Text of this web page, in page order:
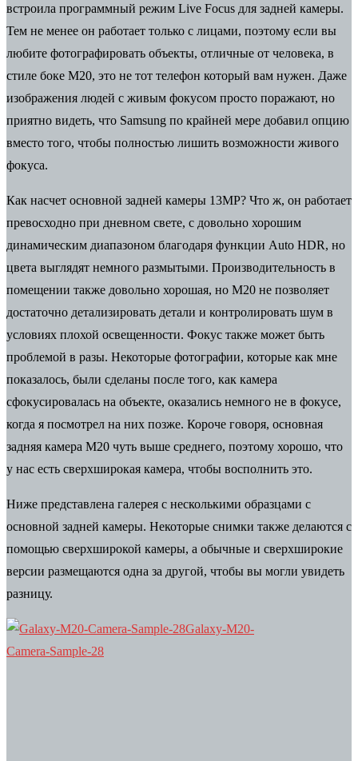
встроила программный режим Live Focus для задней камеры.
Тем не менее он работает только с лицами, поэтому если вы
любите фотографировать объекты, отличные от человека, в
стиле боке M20, это не тот телефон который вам нужен. Даже
изображения людей с живым фокусом просто поражают, но
приятно видеть, что Samsung по крайней мере добавил опцию
вместо того, чтобы полностью лишить возможности живого
фокуса.
Как насчет основной задней камеры 13MP? Что ж, он работает
превосходно при дневном свете, с довольно хорошим
динамическим диапазоном благодаря функции Auto HDR, но
цвета выглядят немного размытыми. Производительность в
помещении также довольно хорошая, но M20 не позволяет
достаточно детализировать детали и контролировать шум в
условиях плохой освещенности. Фокус также может быть
проблемой в разы. Некоторые фотографии, которые как мне
показалось, были сделаны после того, как камера
сфокусировалась на объекте, оказались немного не в фокусе,
когда я посмотрел на них позже. Короче говоря, основная
задняя камера M20 чуть выше среднего, поэтому хорошо, что
у нас есть сверхширокая камера, чтобы восполнить это.
Ниже представлена ​​галерея с несколькими образцами с
основной задней камеры. Некоторые снимки также делаются с
помощью сверхширокой камеры, а обычные и сверхширокие
версии размещаются одна за другой, чтобы вы могли увидеть
разницу.
Galaxy-M20-
Camera-Sample-28